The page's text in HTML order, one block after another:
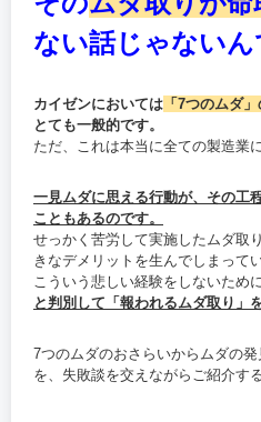
ない話じゃないん
カイゼンにおいては 「7つのムダ
とても一般的です。
ただ、これは本当に全ての製造業
一見ムダに思える行動が、その工
こともあるのです。
せっかく苦労して実施したムダ取
きなデメリットを生んでしまって
こういう悲しい経験をしないために
と判別して「報われるムダ取り」
7つのムダのおさらいからムダの
を、失敗談を交えながらご紹介す